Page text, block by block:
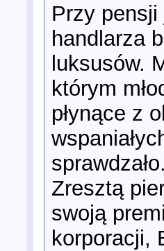
Przy pensji
handlarza
luksusów.
którym
płynące z
Zresztą
swoją
korporacji,